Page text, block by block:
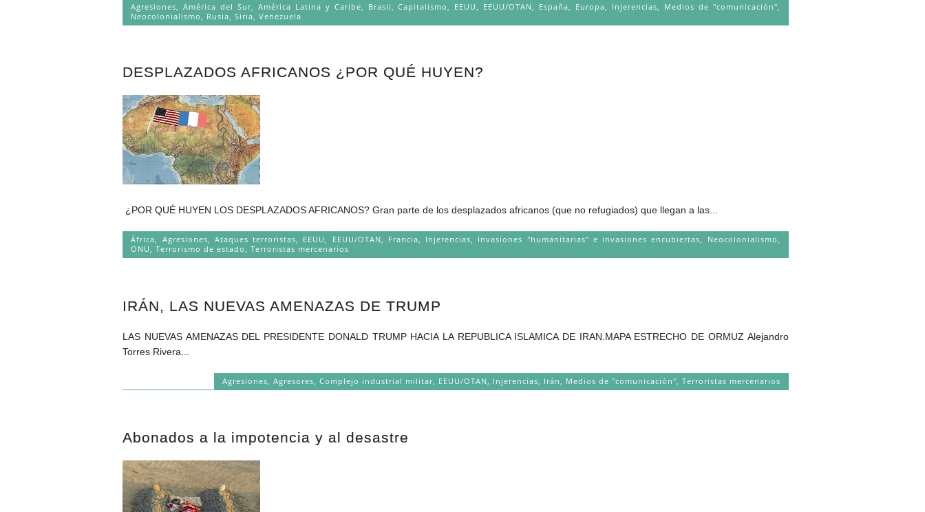
Agresiones ,América del Sur América Latina y Caribe Brasil ,Capitalismo EEUU EEUU/OTAN España Europa Injerencias Medios de "comunicación"
Neocolonialismo
Rusia ,Siria ,Venezuela
DESPLAZADOS AFRICANOS ¿POR QUÉ HUYEN?
¿POR QUÉ HUYEN LOS DESPLAZADOS AFRICANOS? Gran parte de los desplazados africanos (que no refugiados) que llegan a las...
África, Agresiones, Ataques terroristas, EEUU, EEUU/OTAN, Francia, Injerencias, Invasiones "humanitarias" e invasiones encubiertas, Neocolonialismo,
ONU,Terrorismo de estado,Terroristas mercenarios
IRÁN, LAS NUEVAS AMENAZAS DE TRUMP
LAS NUEVAS AMENAZAS DEL PRESIDENTE DONALD TRUMP HACIA LA REPUBLICA ISLAMICA DE IRAN.MAPA ESTRECHO DE ORMUZ Alejandro
Torres Rivera...
Agresiones, Agresores, Complejo industrial militar, EEUU/OTAN, Injerencias, Irán, Medios de "comunicación", Terroristas mercenarios
Abonados a la impotencia y al desastre